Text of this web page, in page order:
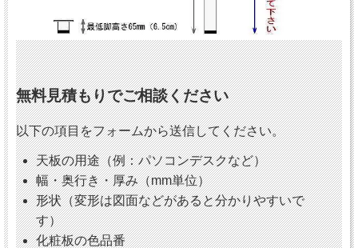
無料見積もりでご相談ください
以下の項目をフォームから送信してください。
天板の用途（例：パソコンデスクなど）
幅・奥行き・厚み（mm単位）
形状（変形は図面などがあると分かりやすいで
す）
化粧板の色品番